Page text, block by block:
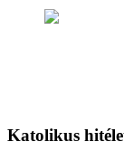
Katolikus